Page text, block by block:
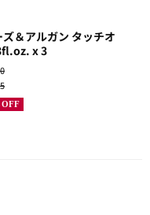
＆アルガン タッチオ
x 3
OFF